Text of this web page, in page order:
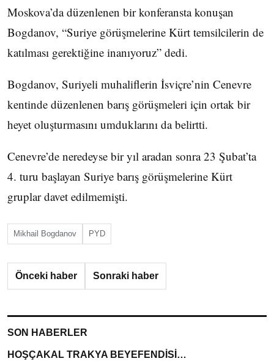
Moskova’da düzenlenen bir konferansta konuşan
Bogdanov, “Suriye görüşmelerine Kürt temsilcilerin de
katılması gerektiğine inanıyoruz” dedi.
Bogdanov, Suriyeli muhaliflerin İsviçre’nin Cenevre
kentinde düzenlenen barış görüşmeleri için ortak bir
heyet oluşturmasını umduklarını da belirtti.
Cenevre’de neredeyse bir yıl aradan sonra 23 Şubat’ta
4. turu başlayan Suriye barış görüşmelerine Kürt
gruplar davet edilmemişti.
Mikhail Bogdanov PYD
Önceki haber Sonraki haber
SON HABERLER
HOŞÇAKAL TRAKYA BEYEFENDİSİ…